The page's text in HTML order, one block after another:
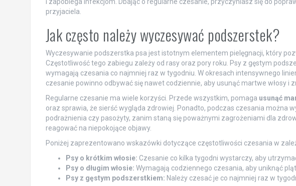
i zapobiega infekcjom. Dbając o regularne czesanie, przyczyniasz się do
przyjaciela.
Jak często należy wyczesywać podszerstek?
Wyczesywanie podszerstka psa jest istotnym elementem pielęgnacji, który
Częstotliwość tego zabiegu zależy od rasy oraz pory roku. Psy z gęstym
wymagają czesania co najmniej raz w tygodniu. W okresach intensywnego
czesanie powinno odbywać się nawet codziennie, aby usunąć martwe włosy i
Regularne czesanie ma wiele korzyści. Przede wszystkim, pomaga usunąć
oraz sprawia, że sierść wygląda zdrowiej. Ponadto, podczas czesania można
podrażnienia czy pasożyty, zanim staną się poważnymi zagrożeniami dla
reagować na niepokojące objawy.
Poniżej zaprezentowano wskazówki dotyczące częstotliwości czesania w
Psy o krótkim włosie: Czesanie co kilka tygodni wystarczy, aby
Psy o długim włosie: Wymagają codziennego czesania, aby uniknąć
Psy z gęstym podszerstkiem: Należy czesać je co najmniej raz w